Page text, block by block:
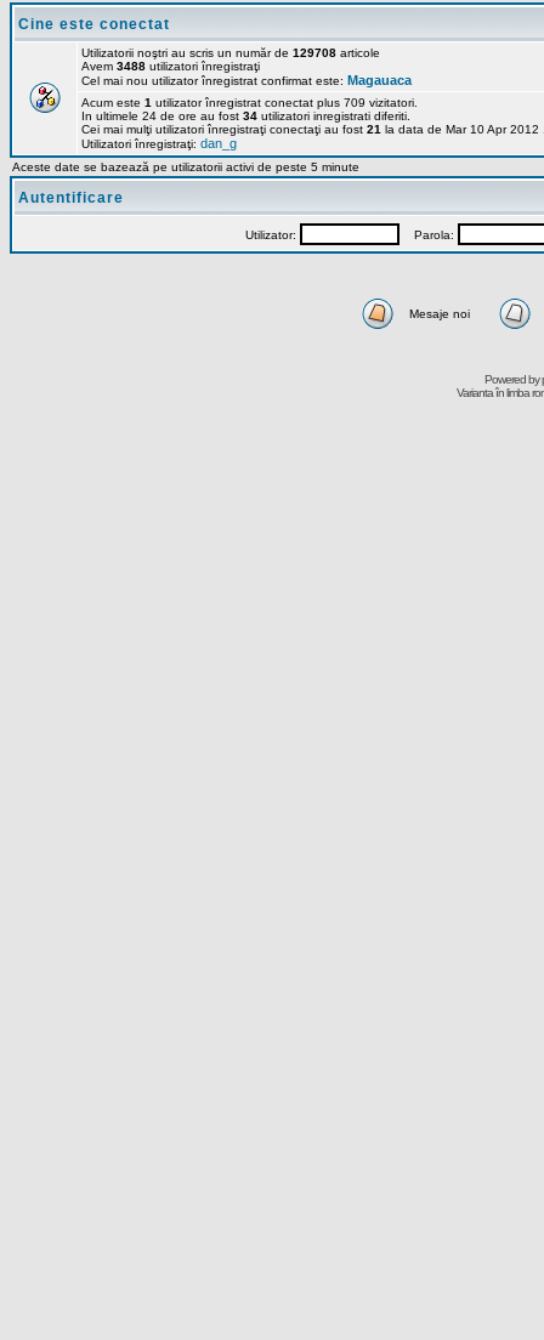
Cine este conectat
Utilizatorii noştri au scris un număr de 129708 articole
Avem 3488 utilizatori înregistraţi
Cel mai nou utilizator înregistrat confirmat este: Magauaca
Acum este 1 utilizator înregistrat conectat plus 709 vizitatori.
In ultimele 24 de ore au fost 34 utilizatori inregistrati diferiti.
Cei mai mulţi utilizatori înregistraţi conectaţi au fost 21 la data de Mar 10 Apr 2012
Utilizatori înregistraţi: dan_g
Aceste date se bazează pe utilizatorii activi de peste 5 minute
Autentificare
Utilizator: Parola:
Mesaje noi
Powered by
Varianta în limba